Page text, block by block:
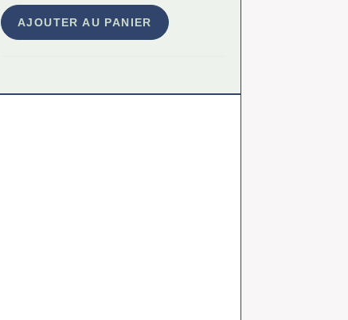
AJOUTER AU PANIER